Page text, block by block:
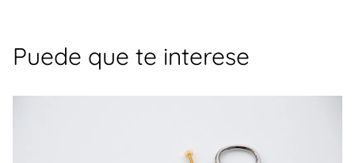
Puede que te interese